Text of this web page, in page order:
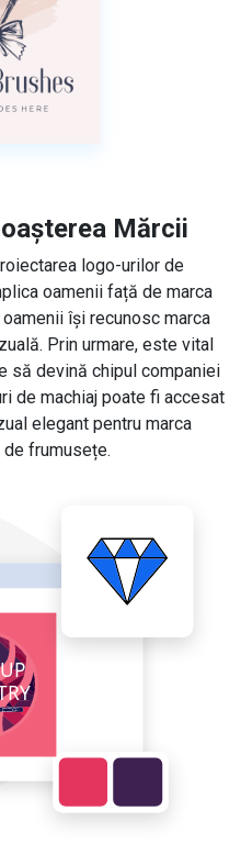
Mărcii
logo-urilor de
oamenii față de marca
își recunosc marca
Prin urmare, este vital
să devină chipul companiei
de machiaj poate fi accesat
elegant pentru marca
frumusețe.